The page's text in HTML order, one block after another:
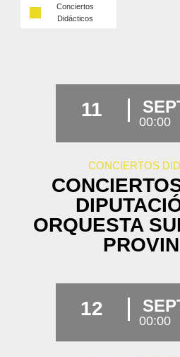
Conciertos
Didácticos
11
00:00
CONCIERTOS
ORQUESTA
12
00:00